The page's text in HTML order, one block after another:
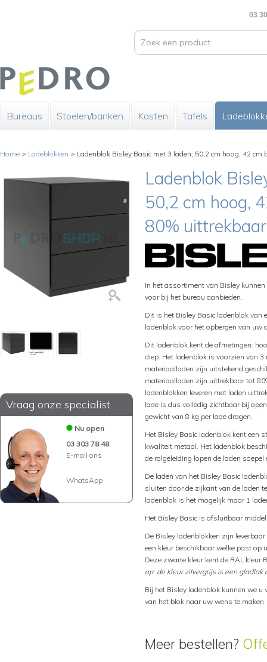
03
Bureaus Stoelen/banken Kasten Tafels
Home > Ladeblokken > Ladenblok Bisley Basic met 3 laden, 50,2 cm hoog, 42 cm
Vraag onze specialist
Nu open
03 303 78 48
E-mail ons
WhatsApp
Ladenblok
50,2 cm hoog,
80% uittrekbaar
In het assortiment van Bisley
voor bij het bureau aanbieden.
Dit is het Bisley Basic ladenblok van
ladenblok voor het opbergen van uw
Dit ladenblok kent de afmetingen:
diep. Het ladenblok is voorzien van
materiaalladen zijn uitstekend
materiaalladen zijn uittrekbaar tot
ladenblokken leveren met laden
lade is dus volledig zichtbaar bij
gewicht van 8 kg per lade dragen.
Het Bisley Basic ladenblok kent een
kwaliteit metaal. Het ladenblok
de rolgeleiding lopen de laden
De laden van het Bisley Basic
sluiten door de zijkant van de laden
ladenblok is het mogelijk maar 1
Het Bisley Basic is afsluitbaar
De Bisley ladenblokken zijn
een kleur beschikbaar welke past op
Deze zwarte kleur kent de RAL kleur
op: de kleur zilvergrijs is een gladlak
Bij het Bisley ladenblok kunnen we u
van het blok naar uw wens te maken.
Meer bestellen?